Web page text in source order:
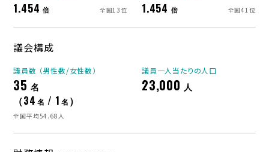
1.454 倍 全国13位 1.454 倍 全国41位
議会構成
議員数 （男性数/女性数）
35 名
（34 名 / 1 名 ）
全国平均54.68人
議員一人当たりの人口
23,000 人